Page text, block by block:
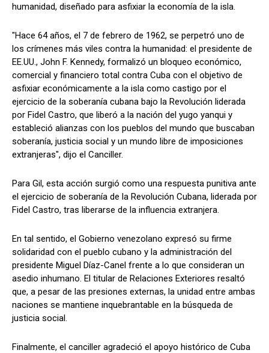
humanidad, diseñado para asfixiar la economía de la isla.
"Hace 64 años, el 7 de febrero de 1962, se perpetró uno de
los crímenes más viles contra la humanidad: el presidente de
EE.UU., John F. Kennedy, formalizó un bloqueo económico,
comercial y financiero total contra Cuba con el objetivo de
asfixiar económicamente a la isla como castigo por el
ejercicio de la soberanía cubana bajo la Revolución liderada
por Fidel Castro, que liberó a la nación del yugo yanqui y
estableció alianzas con los pueblos del mundo que buscaban
soberanía, justicia social y un mundo libre de imposiciones
extranjeras", dijo el Canciller.
Para Gil, esta acción surgió como una respuesta punitiva ante
el ejercicio de soberanía de la Revolución Cubana, liderada por
Fidel Castro, tras liberarse de la influencia extranjera.
En tal sentido, el Gobierno venezolano expresó su firme
solidaridad con el pueblo cubano y la administración del
presidente Miguel Díaz-Canel frente a lo que consideran un
asedio inhumano. El titular de Relaciones Exteriores resaltó
que, a pesar de las presiones externas, la unidad entre ambas
naciones se mantiene inquebrantable en la búsqueda de
justicia social.
Finalmente, el canciller agradeció el apoyo histórico de Cuba